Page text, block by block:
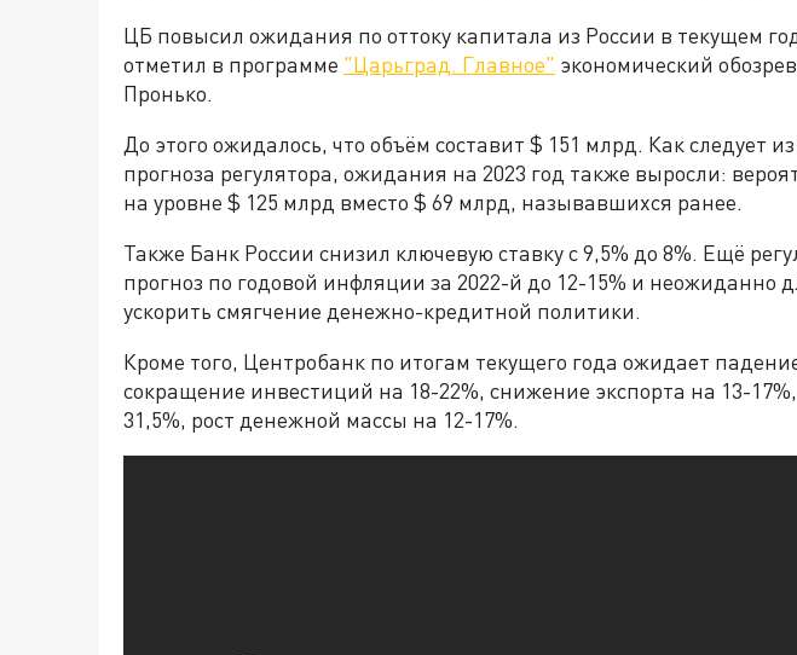
ЦБ повысил ожидания по оттоку капитала из России в текущем
отметил в программе "Царьград. Главное" экономический
Пронько.
До этого ожидалось, что объём составит $ 151 млрд. Как следует
прогноза регулятора, ожидания на 2023 год также выросли:
на уровне $ 125 млрд вместо $ 69 млрд, называвшихся ранее.
Также Банк России снизил ключевую ставку с 9,5% до 8%. Ещё
прогноз по годовой инфляции за 2022-й до 12-15% и неожиданно
ускорить смягчение денежно-кредитной политики.
Кроме того, Центробанк по итогам текущего года ожидает
сокращение инвестиций на 18-22%, снижение экспорта на 13-
31,5%, рост денежной массы на 12-17%.